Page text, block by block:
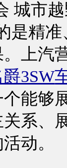
城市
是精
上汽
3SW
能够
系、
动。